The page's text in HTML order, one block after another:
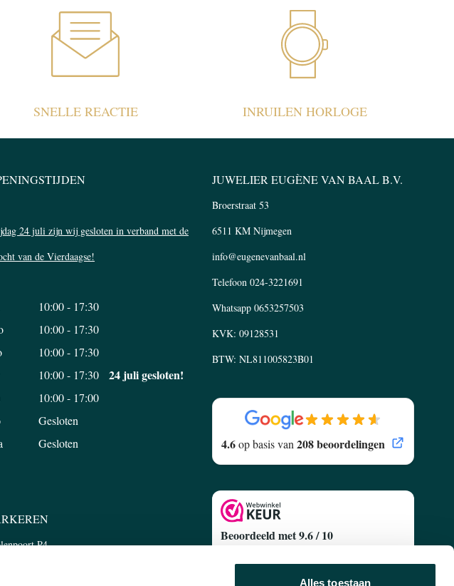
Alles toestaan
SNELLE REACTIE INRUILEN HORLOGE
24 juli zijn wij gesloten in verband met de
van de Vierdaagse!
10:00 - 17:30
10:00 - 17:30
10:00 - 17:30
10:00 - 17:30 24 juli gesloten!
10:00 - 17:00
Gesloten
Gesloten
P4
JUWELIER EUGÈNE VAN BAAL B.V.
Broerstraat 53
6511 KM Nijmegen
info@eugenevanbaal.nl
Telefoon 024-3221691
Whatsapp 0653257503
KVK: 09128531
BTW: NL811005823B01
4.6op basis van208 beoordelingen
Beoordeeld met 9.6 / 10
Gebaseerd op627 Klantenreviews